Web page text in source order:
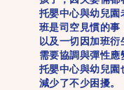
托嬰中心與幼兒園
班是司空見慣的事
以及一切因加班
需要協調與彈性應
托嬰中心與幼兒
減少了不少困擾。